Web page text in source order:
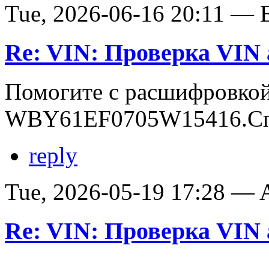
Tue, 2026-06-16 20:11 —
Re: VIN: Проверка VIN
Помогите с
reply
Tue, 2026-05-19 17:28 —
Re: VIN: Проверка VIN